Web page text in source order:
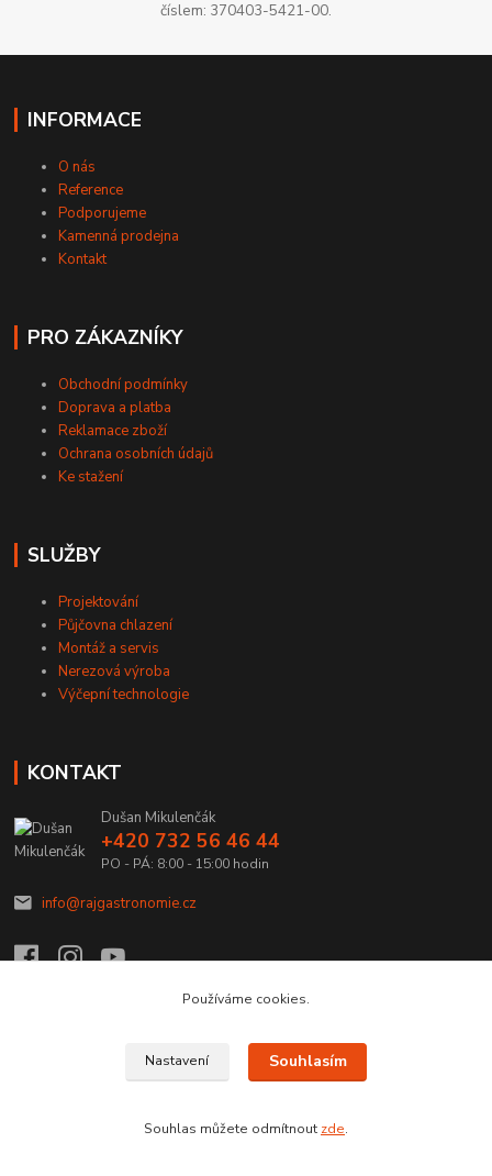
číslem: 370403-5421-00.
INFORMACE
O nás
Reference
Podporujeme
Kamenná prodejna
Kontakt
PRO ZÁKAZNÍKY
Obchodní podmínky
Doprava a platba
Reklamace zboží
Ochrana osobních údajů
Ke stažení
SLUŽBY
Projektování
Půjčovna chlazení
Montáž a servis
Nerezová výroba
Výčepní technologie
KONTAKT
Dušan Mikulenčák
+420 732 56 46 44
PO - PÁ: 8:00 - 15:00 hodin
info@rajgastronomie.cz
Upravit sběr cookies.
Copyright © 2026 Ráj Gastronomie.cz
Používáme cookies.
Nastavení Souhlasím
Souhlas můžete odmítnout zde.